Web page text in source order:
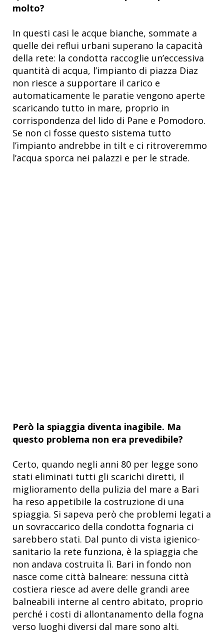
molto?
In questi casi le acque bianche, sommate a
quelle dei reflui urbani superano la capacità
della rete: la condotta raccoglie un’eccessiva
quantità di acqua, l’impianto di piazza Diaz
non riesce a supportare il carico e
automaticamente le paratie vengono aperte
scaricando tutto in mare, proprio in
corrispondenza del lido di Pane e Pomodoro.
Se non ci fosse questo sistema tutto
l’impianto andrebbe in tilt e ci ritroveremmo
l’acqua sporca nei palazzi e per le strade.
Però la spiaggia diventa inagibile. Ma
questo problema non era prevedibile?
Certo, quando negli anni 80 per legge sono
stati eliminati tutti gli scarichi diretti, il
miglioramento della pulizia del mare a Bari
ha reso appetibile la costruzione di una
spiaggia. Si sapeva però che problemi legati a
un sovraccarico della condotta fognaria ci
sarebbero stati. Dal punto di vista igienico-
sanitario la rete funziona, è la spiaggia che
non andava costruita lì. Bari in fondo non
nasce come città balneare: nessuna città
costiera riesce ad avere delle grandi aree
balneabili interne al centro abitato, proprio
perché i costi di allontanamento della fogna
verso luoghi diversi dal mare sono alti.